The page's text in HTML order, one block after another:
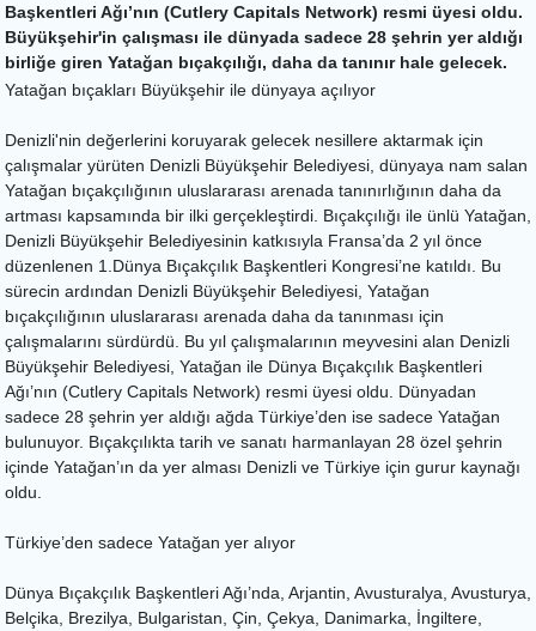
Başkentleri Ağı’nın (Cutlery Capitals Network) resmi üyesi oldu.
Büyükşehir'in çalışması ile dünyada sadece 28 şehrin yer aldığı
birliğe giren Yatağan bıçakçılığı, daha da tanınır hale gelecek.
Yatağan bıçakları Büyükşehir ile dünyaya açılıyor
Denizli'nin değerlerini koruyarak gelecek nesillere aktarmak için
çalışmalar yürüten Denizli Büyükşehir Belediyesi, dünyaya nam salan
Yatağan bıçakçılığının uluslararası arenada tanınırlığının daha da
artması kapsamında bir ilki gerçekleştirdi. Bıçakçılığı ile ünlü Yatağan,
Denizli Büyükşehir Belediyesinin katkısıyla Fransa’da 2 yıl önce
düzenlenen 1.Dünya Bıçakçılık Başkentleri Kongresi’ne katıldı. Bu
sürecin ardından Denizli Büyükşehir Belediyesi, Yatağan
bıçakçılığının uluslararası arenada daha da tanınması için
çalışmalarını sürdürdü. Bu yıl çalışmalarının meyvesini alan Denizli
Büyükşehir Belediyesi, Yatağan ile Dünya Bıçakçılık Başkentleri
Ağı’nın (Cutlery Capitals Network) resmi üyesi oldu. Dünyadan
sadece 28 şehrin yer aldığı ağda Türkiye’den ise sadece Yatağan
bulunuyor. Bıçakçılıkta tarih ve sanatı harmanlayan 28 özel şehrin
içinde Yatağan’ın da yer alması Denizli ve Türkiye için gurur kaynağı
oldu.
Türkiye’den sadece Yatağan yer alıyor
Dünya Bıçakçılık Başkentleri Ağı’nda, Arjantin, Avusturalya, Avusturya,
Belçika, Brezilya, Bulgaristan, Çin, Çekya, Danimarka, İngiltere,